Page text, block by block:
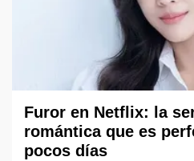
Furor en Netflix: la
romántica que es
pocos días